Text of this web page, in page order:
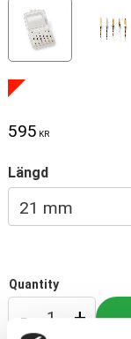
595 KR
Längd
Quantity
+
-